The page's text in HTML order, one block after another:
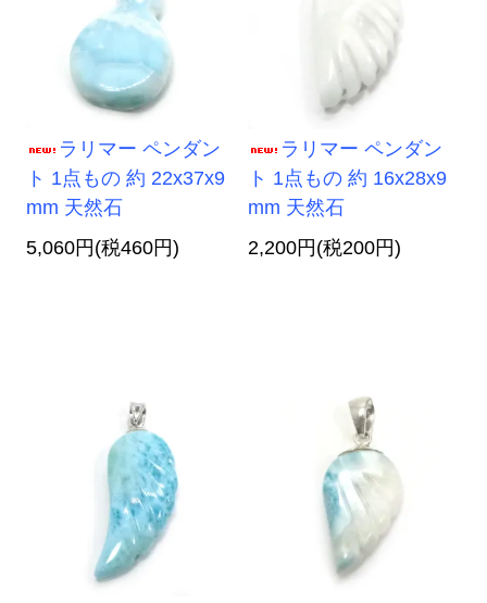
ラリマー ペンダン
ト 1点もの 約 22x37x9
mm 天然石
5,060円(税460円)
ラリマー ペンダン
ト 1点もの 約 16x28x9
mm 天然石
2,200円(税200円)